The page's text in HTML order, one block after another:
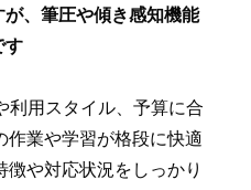
、筆圧や傾き感知機能
す
利用スタイル、予算に合
作業や学習が格段に快適
や対応状況をしっかり